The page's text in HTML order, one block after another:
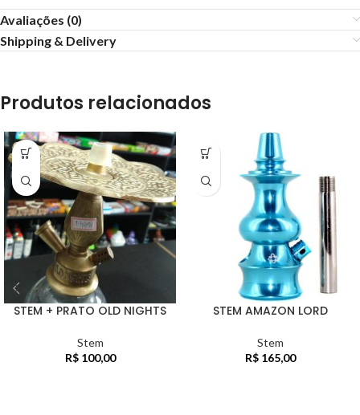
Avaliações (0)
Shipping & Delivery
Produtos relacionados
STEM + PRATO OLD NIGHTS
Stem
R$100,00
STEM AMAZON LORD
Stem
R$165,00